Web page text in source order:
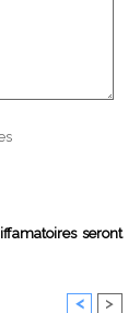
seront
< >